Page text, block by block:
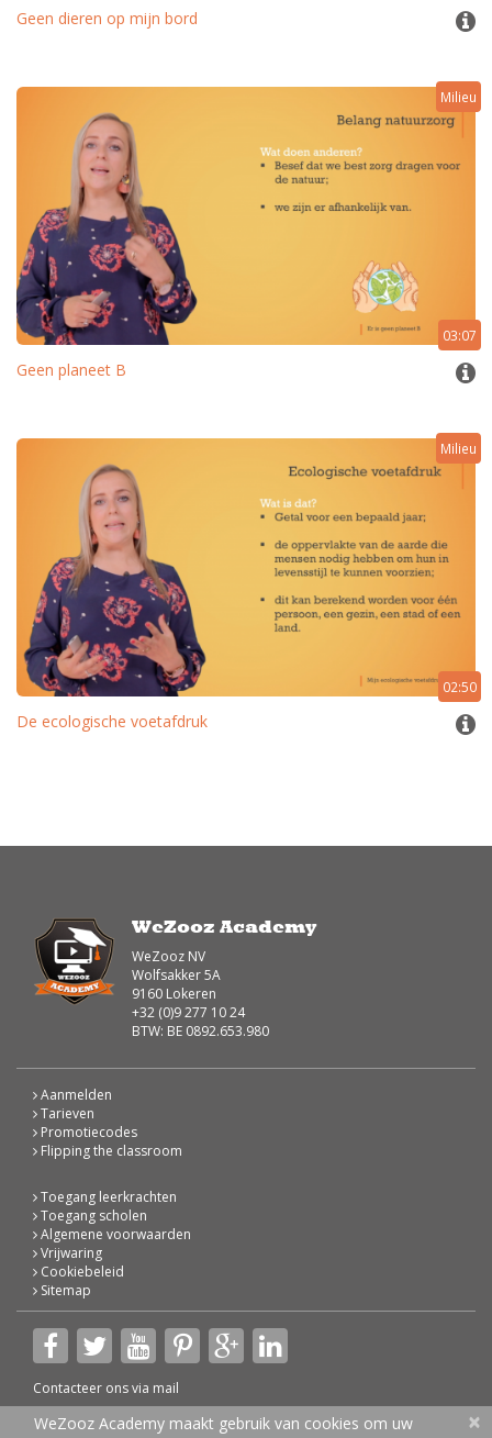
Geen dieren op mijn bord
Milieu
03:07
Geen planeet B
Milieu
02:50
De ecologische voetafdruk
WeZooz Academy
WeZooz NV
Wolfsakker 5A
9160 Lokeren
+32 (0)9 277 10 24
BTW: BE 0892.653.980
Aanmelden
Tarieven
Promotiecodes
Flipping the classroom
Toegang leerkrachten
Toegang scholen
Algemene voorwaarden
Vrijwaring
Cookiebeleid
Sitemap
Contacteer ons via mail
© 2026 WeZooz Academy
×
WeZooz Academy maakt gebruik van cookies om uw